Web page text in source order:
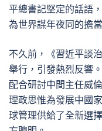
平總書記堅定的話語
為世界謀年夜同的擔當
不久前，《習近平談
舉行，引發熱烈反響
配合研討中間主任威
理政思惟為發展中國
球管理供給了全新選